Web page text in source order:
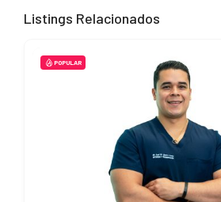
Listings Relacionados
POPULAR